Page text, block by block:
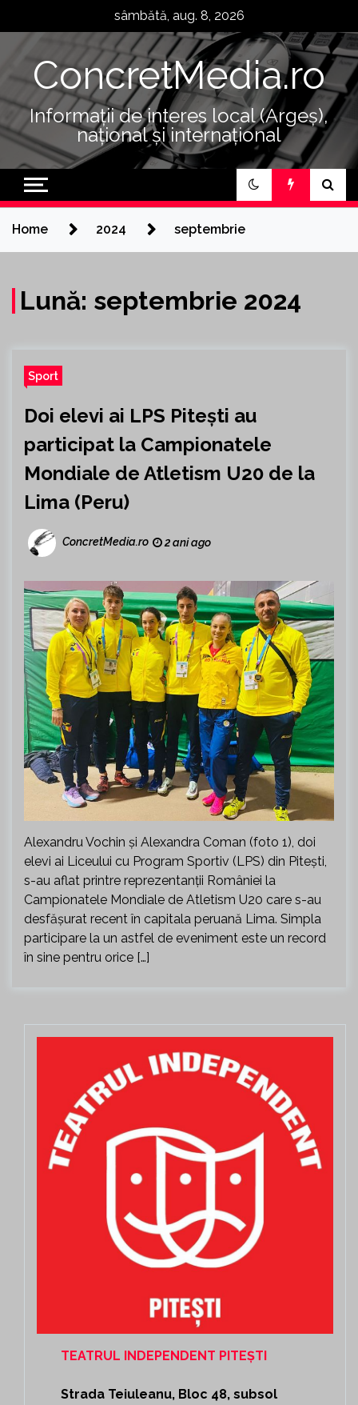
sâmbătă, aug. 8, 2026
ConcretMedia.ro
Informații de interes local (Argeș),
național și internațional
Home 2024 septembrie
Lună: septembrie 2024
Sport
Doi elevi ai LPS Pitești au
participat la Campionatele
Mondiale de Atletism U20 de la
Lima (Peru)
ConcretMedia.ro 2 ani ago
Alexandru Vochin și Alexandra Coman (foto 1), doi
elevi ai Liceului cu Program Sportiv (LPS) din Pitești,
s-au aflat printre reprezentanții României la
Campionatele Mondiale de Atletism U20 care s-au
desfășurat recent în capitala peruană Lima. Simpla
participare la un astfel de eveniment este un record
în sine pentru orice […]
TEATRUL INDEPENDENT PITEȘTI
Strada Teiuleanu, Bloc 48, subsol